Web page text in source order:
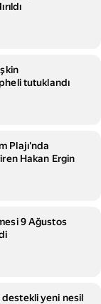
tutuklandı
Plajı'nda
Hakan Ergin
9 Ağustos
destekli yeni nesil